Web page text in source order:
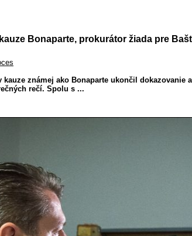
Bonaparte, prokurátor žiada pre
kauze známej ako Bonaparte ukončil dokazovanie
rečí. Spolu s ...